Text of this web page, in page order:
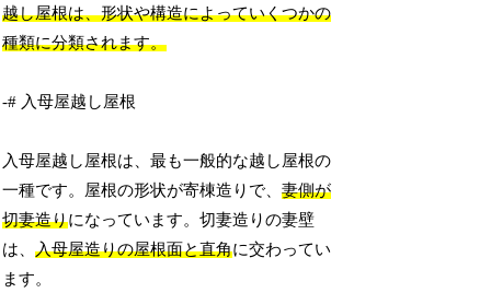
越し屋根は、形状や構造によっていくつかの
種類に分類されます。
-# 入母屋越し屋根
入母屋越し屋根は、最も一般的な越し屋根の
一種です。屋根の形状が寄棟造りで、妻側が
切妻造りになっています。切妻造りの妻壁
は、入母屋造りの屋根面と直角に交わってい
ます。